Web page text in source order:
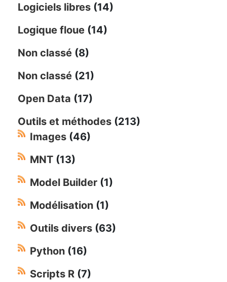
Logiciels libres (14)
Logique floue (14)
Non classé (8)
Non classé (21)
Open Data (17)
Outils et méthodes (213)
Images (46)
MNT (13)
Model Builder (1)
Modélisation (1)
Outils divers (63)
Python (16)
Scripts R (7)